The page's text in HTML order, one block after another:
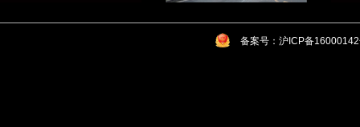
备案号：沪ICP备